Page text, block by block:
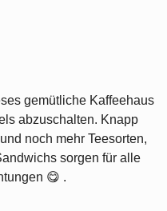
gemütliche Kaffeehaus
abzuschalten. Knapp
noch mehr Teesorten,
sorgen für alle
😋 .